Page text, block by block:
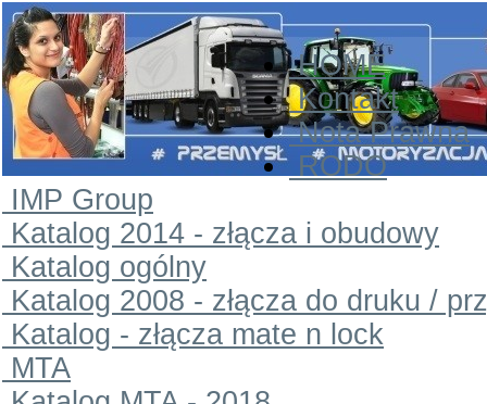
HOME
Kontakt
Nota Prawna
RODO
IMP Group
Katalog 2014 - złącza i obudowy
Katalog ogólny
Katalog 2008 - złącza do druku /
Katalog - złącza mate n lock
MTA